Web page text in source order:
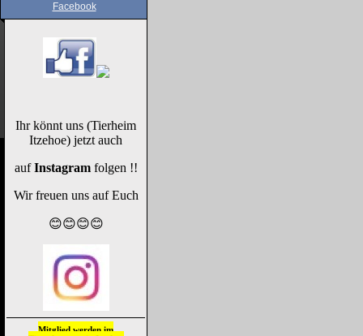
Facebook
Ihr könnt uns (Tierheim
Itzehoe) jetzt auch
aufInstagramfolgen !!
Wir freuen uns auf Euch
😊😊😊😊
Mitglied werden im